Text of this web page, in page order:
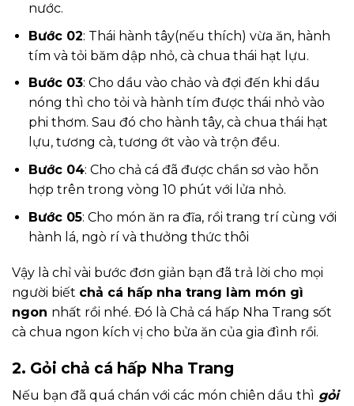
nước.
Bước 02: Thái hành tây(nếu thích) vừa ăn, hành
tím và tỏi băm dập nhỏ, cà chua thái hạt lựu.
Bước 03: Cho dầu vào chảo và đợi đến khi dầu
nóng thì cho tỏi và hành tím được thái nhỏ vào
phi thơm. Sau đó cho hành tây, cà chua thái hạt
lựu, tương cà, tương ớt vào và trộn đều.
Bước 04: Cho chả cá đã được chần sơ vào hỗn
hợp trên trong vòng 10 phút với lửa nhỏ.
Bước 05: Cho món ăn ra đĩa, rồi trang trí cùng với
hành lá, ngò rí và thưởng thức thôi
Vậy là chỉ vài bước đơn giản bạn đã trả lời cho mọi
người biết chả cá hấp nha trang làm món gì
ngon nhất rồi nhé. Đó là Chả cá hấp Nha Trang sốt
cà chua ngon kích vị cho bửa ăn của gia đình rồi.
2. Gỏi chả cá hấp Nha Trang
Nếu bạn đã quá chán với các món chiên dầu thì gỏi